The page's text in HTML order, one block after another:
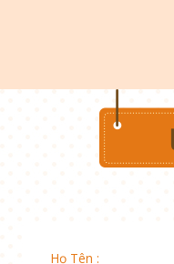
Họ Tên :